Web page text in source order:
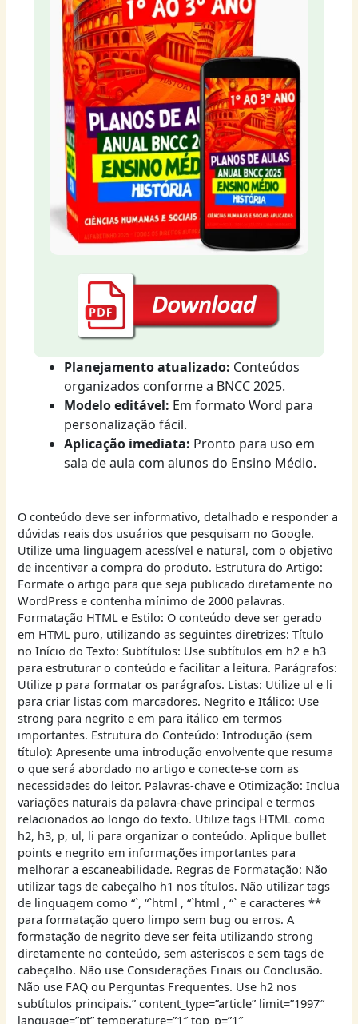
Planejamento atualizado: Conteúdos
organizados conforme a BNCC 2025.
Modelo editável: Em formato Word para
personalização fácil.
Aplicação imediata: Pronto para uso em
sala de aula com alunos do Ensino Médio.
O conteúdo deve ser informativo, detalhado e responder a
dúvidas reais dos usuários que pesquisam no Google.
Utilize uma linguagem acessível e natural, com o objetivo
de incentivar a compra do produto. Estrutura do Artigo:
Formate o artigo para que seja publicado diretamente no
WordPress e contenha mínimo de 2000 palavras.
Formatação HTML e Estilo: O conteúdo deve ser gerado
em HTML puro, utilizando as seguintes diretrizes: Título
no Início do Texto: Subtítulos: Use subtítulos em h2 e h3
para estruturar o conteúdo e facilitar a leitura. Parágrafos:
Utilize p para formatar os parágrafos. Listas: Utilize ul e li
para criar listas com marcadores. Negrito e Itálico: Use
strong para negrito e em para itálico em termos
importantes. Estrutura do Conteúdo: Introdução (sem
título): Apresente uma introdução envolvente que resuma
o que será abordado no artigo e conecte-se com as
necessidades do leitor. Palavras-chave e Otimização: Inclua
variações naturais da palavra-chave principal e termos
relacionados ao longo do texto. Utilize tags HTML como
h2, h3, p, ul, li para organizar o conteúdo. Aplique bullet
points e negrito em informações importantes para
melhorar a escaneabilidade. Regras de Formatação: Não
utilizar tags de cabeçalho h1 nos títulos. Não utilizar tags
de linguagem como “`, “`html , “`html , “` e caracteres **
para formatação quero limpo sem bug ou erros. A
formatação de negrito deve ser feita utilizando strong
diretamente no conteúdo, sem asteriscos e sem tags de
cabeçalho. Não use Considerações Finais ou Conclusão.
Não use FAQ ou Perguntas Frequentes. Use h2 nos
subtítulos principais.” content_type=”article” limit=”1997″
language=”pt” temperature=”1″ top_p=”1″